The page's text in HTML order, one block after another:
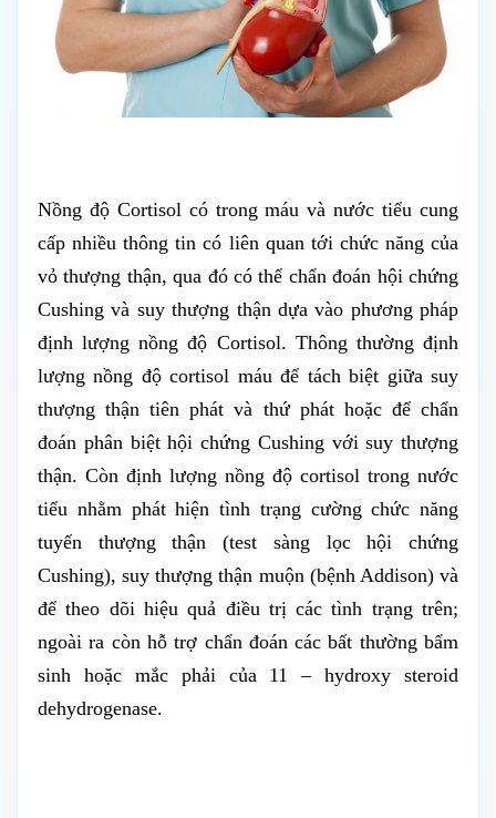
Nồng độ Cortisol có trong máu và nước tiểu cung
cấp nhiều thông tin có liên quan tới chức năng của
vỏ thượng thận, qua đó có thể chẩn đoán hội chứng
Cushing và suy thượng thận dựa vào phương pháp
định lượng nồng độ Cortisol. Thông thường định
lượng nồng độ cortisol máu để tách biệt giữa suy
thượng thận tiên phát và thứ phát hoặc để chẩn
đoán phân biệt hội chứng Cushing với suy thượng
thận. Còn định lượng nồng độ cortisol trong nước
tiểu nhằm phát hiện tình trạng cường chức năng
tuyến thượng thận (test sàng lọc hội chứng
Cushing), suy thượng thận muộn (bệnh Addison) và
để theo dõi hiệu quả điều trị các tình trạng trên;
ngoài ra còn hỗ trợ chẩn đoán các bất thường bẩm
sinh hoặc mắc phải của 11 – hydroxy steroid
dehydrogenase.